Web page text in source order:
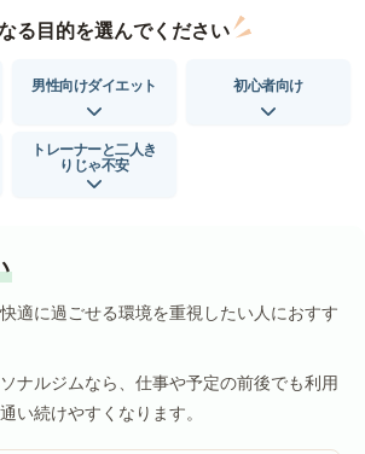
る目的を選んでください
男性向けダイエット 初心者向け
トレーナーと二人き
りじゃ不安
適に過ごせる環境を重視したい人におすす
ナルジムなら、仕事や予定の前後でも利用
い続けやすくなります。